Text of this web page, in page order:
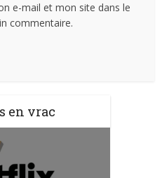
e-mail et mon site dans le
commentaire.
en vrac